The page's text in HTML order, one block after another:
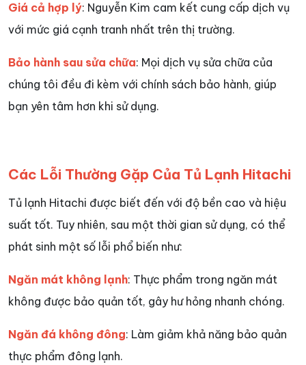
Giá cả hợp lý: Nguyễn Kim cam kết cung cấp dịch vụ
với mức giá cạnh tranh nhất trên thị trường.
Bảo hành sau sửa chữa: Mọi dịch vụ sửa chữa của
chúng tôi đều đi kèm với chính sách bảo hành, giúp
bạn yên tâm hơn khi sử dụng.
Các Lỗi Thường Gặp Của Tủ Lạnh Hitachi
Tủ lạnh Hitachi được biết đến với độ bền cao và hiệu
suất tốt. Tuy nhiên, sau một thời gian sử dụng, có thể
phát sinh một số lỗi phổ biến như:
Ngăn mát không lạnh: Thực phẩm trong ngăn mát
không được bảo quản tốt, gây hư hỏng nhanh chóng.
Ngăn đá không đông: Làm giảm khả năng bảo quản
thực phẩm đông lạnh.